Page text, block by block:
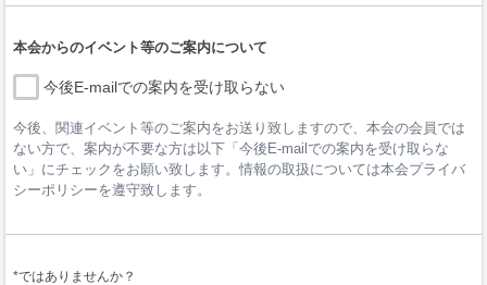
本会からのイベント等のご案内について
今後E-mailでの案内を受け取らない
今後、関連イベント等のご案内をお送り致しますので、本会の会員では
ない方で、案内が不要な方は以下「今後E-mailでの案内を受け取らな
い」にチェックをお願い致します。情報の取扱については本会プライバ
シーポリシーを遵守致します。
*ではありませんか？